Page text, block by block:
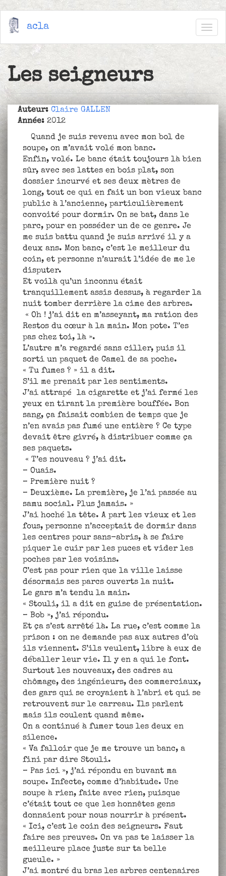
Aller
au
principal
acla
Les seigneurs
Auteur: Claire GALLEN
Année: 2012
Quand je suis revenu avec mon bol de
soupe, on m’avait volé mon banc.
Enfin, volé. Le banc était toujours là bien
sûr, avec ses lattes en bois plat, son
dossier incurvé et ses deux mètres de
long, tout ce qui en fait un bon vieux banc
public à l’ancienne, particulièrement
convoité pour dormir. On se bat, dans le
parc, pour en posséder un de ce genre. Je
me suis battu quand je suis arrivé il y a
deux ans. Mon banc, c’est le meilleur du
coin, et personne n’aurait l’idée de me le
disputer.
Et voilà qu’un inconnu était
tranquillement assis dessus, à regarder la
nuit tomber derrière la cime des arbres.
« Oh ! j’ai dit en m’asseyant, ma ration des
Restos du cœur à la main. Mon pote. T’es
pas chez toi, là ».
L’autre m’a regardé sans ciller, puis il
sorti un paquet de Camel de sa poche.
« Tu fumes ? » il a dit.
S’il me prenait par les sentiments.
J’ai attrapé la cigarette et j’ai fermé les
yeux en tirant la première bouffée. Bon
sang, ça faisait combien de temps que je
n’en avais pas fumé une entière ? Ce type
devait être givré, à distribuer comme ça
ses paquets.
« T’es nouveau ? j’ai dit.
– Ouais.
– Première nuit ?
– Deuxième. La première, je l’ai passée au
samu social. Plus jamais. »
J’ai hoché la tête. A part les vieux et les
fous, personne n’acceptait de dormir dans
les centres pour sans-abris, à se faire
piquer le cuir par les puces et vider les
poches par les voisins.
C’est pas pour rien que la ville laisse
désormais ses parcs ouverts la nuit.
Le gars m’a tendu la main.
« Stouli, il a dit en guise de présentation.
– Bob », j’ai répondu.
Et ça s’est arrêté là. La rue, c’est comme la
prison : on ne demande pas aux autres d’où
ils viennent. S’ils veulent, libre à eux de
déballer leur vie. Il y en a qui le font.
Surtout les nouveaux, des cadres au
chômage, des ingénieurs, des commerciaux,
des gars qui se croyaient à l’abri et qui se
retrouvent sur le carreau. Ils parlent
mais ils coulent quand même.
On a continué à fumer tous les deux en
silence.
« Va falloir que je me trouve un banc, a
fini par dire Stouli.
– Pas ici », j’ai répondu en buvant ma
soupe. Infecte, comme d’habitude. Une
soupe à rien, faite avec rien, puisque
c’était tout ce que les honnêtes gens
donnaient pour nous nourrir à présent.
« Ici, c’est le coin des seigneurs. Faut
faire ses preuves. On va pas te laisser la
meilleure place juste sur ta belle
gueule. »
J’ai montré du bras les arbres centenaires